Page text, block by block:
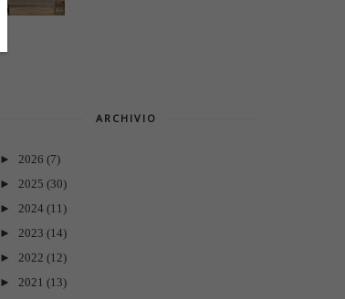
ARCHIVIO
► 2026 (7)
► 2025 (30)
► 2024 (11)
► 2023 (14)
► 2022 (12)
► 2021 (13)